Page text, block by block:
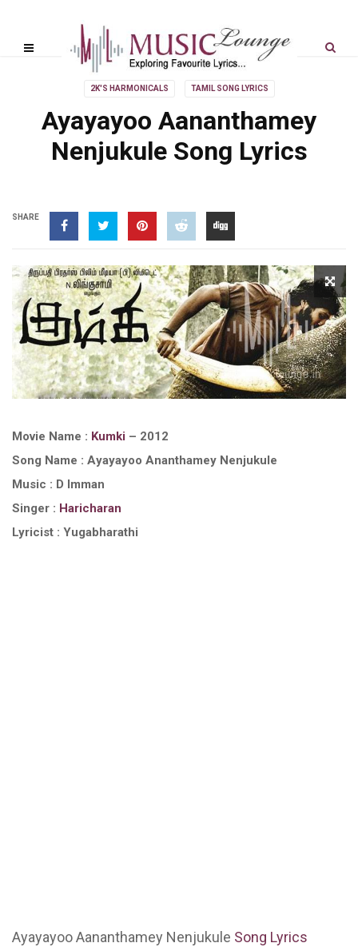
2K'S HARMONICALS TAMIL SONG LYRICS
Ayayayoo Aananthamey
Nenjukule Song Lyrics
SHARE
Movie Name : Kumki – 2012
Song Name : Ayayayoo Ananthamey Nenjukule
Music : D Imman
Singer : Haricharan
Lyricist : Yugabharathi
Ayayayoo Aananthamey Nenjukule Song Lyrics